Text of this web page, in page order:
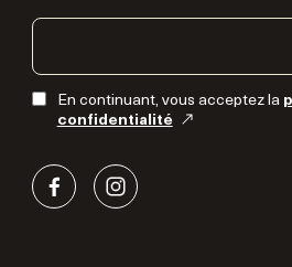
En continuant, vous acceptez la
confidentialité